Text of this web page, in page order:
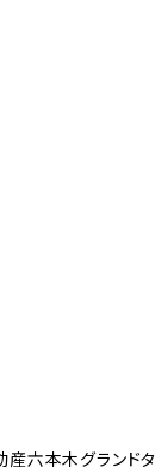
六本木グランド